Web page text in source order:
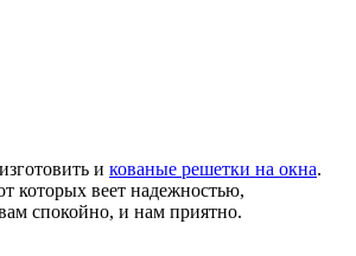
и кованые решетки на окна.
которых веет надежностью,
спокойно, и нам приятно.